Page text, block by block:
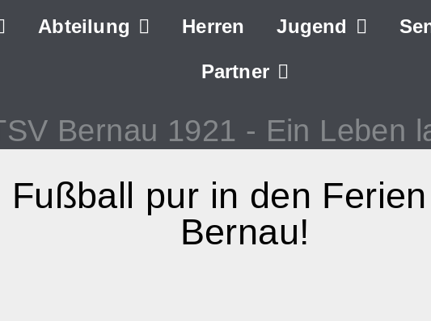
Abteilung Herren Jugend
Partner
Bernau 1921 - Ein Leben
pur in den
Bernau!